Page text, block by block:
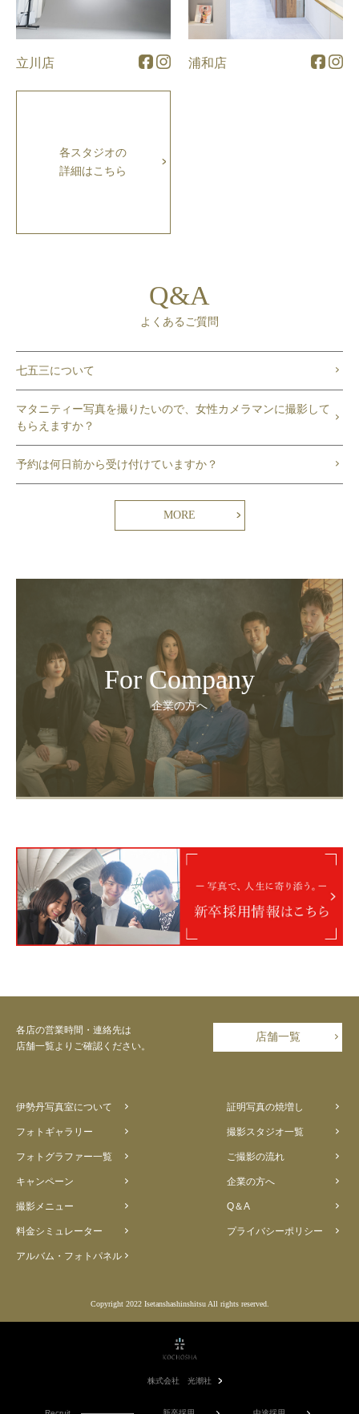
立川店 浦和店
各スタジオの
詳細はこちら
Q&A
よくあるご質問
七五三について
マタニティー写真を撮りたいので、女性カメラマンに撮影して
もらえますか？
予約は何日前から受け付けていますか？
MORE
For Company
企業の方へ
各店の営業時間・連絡先は
店舗一覧よりご確認ください。
店舗一覧
伊勢丹写真室について 証明写真の焼増し
フォトギャラリー 撮影スタジオ一覧
フォトグラファー一覧 ご撮影の流れ
キャンペーン 企業の方へ
撮影メニュー Q＆A
料金シミュレーター プライバシーポリシー
アルバム・フォトパネル
Copyright 2022 Isetanshashinshitsu All rights reserved.
株式会社 光潮社